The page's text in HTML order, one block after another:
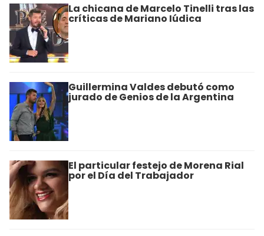
La chicana de Marcelo Tinelli tras las
críticas de Mariano Iúdica
Guillermina Valdes debutó como
jurado de Genios de la Argentina
El particular festejo de Morena Rial
por el Día del Trabajador